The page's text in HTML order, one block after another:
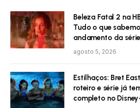
Beleza Fatal 2 na
Tudo o que
andamento da
agosto 5, 2026
Estilhaços: Bret
roteiro e série já
completo no